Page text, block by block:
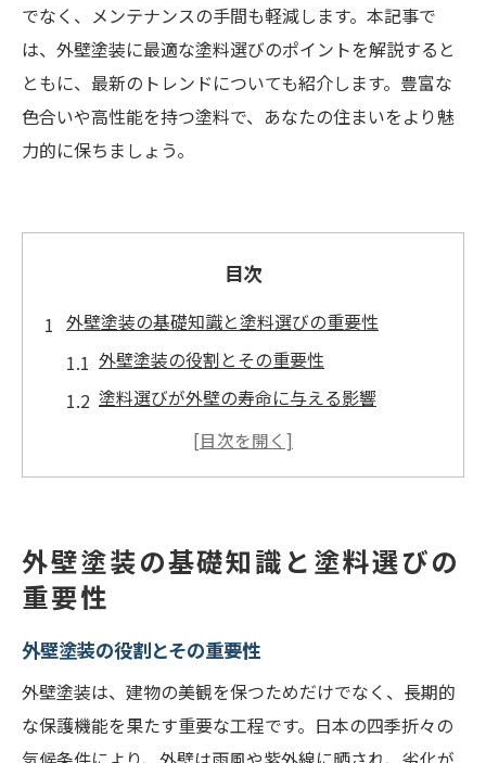
でなく、メンテナンスの手間も軽減します。本記事で
は、外壁塗装に最適な塗料選びのポイントを解説すると
ともに、最新のトレンドについても紹介します。豊富な
色合いや高性能を持つ塗料で、あなたの住まいをより魅
力的に保ちましょう。
目次
外壁塗装の基礎知識と塗料選びの重要性
外壁塗装の役割とその重要性
塗料選びが外壁の寿命に与える影響
外壁塗装の基本プロセスと塗料の種類
初心者でもわかる塗料の選び方
外壁塗装がもたらす美観と機能性の向上
日本の気候に適した外壁塗装塗料の耐久性とは
湿気と温度変化に強い塗料とは
耐候性を重視した塗料選びのポイント
日本の気候に最適な塗料の特長
外壁塗装の基礎知識と塗料選びの
重要性
外壁塗装の役割とその重要性
外壁塗装は、建物の美観を保つためだけでなく、長期的
な保護機能を果たす重要な工程です。日本の四季折々の